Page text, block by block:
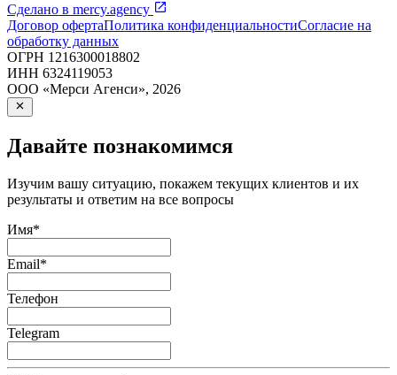
Сделано в mercy.agency
Договор офертаПолитика конфиденциальностиСогласие на
обработку данных
ОГРН 1216300018802
ИНН 6324119053
ООО «Мерси Агенси», 2026
Давайте познакомимся
Изучим вашу ситуацию, покажем текущих клиентов и их
результаты и ответим на все вопросы
Имя*
Email*
Телефон
Telegram